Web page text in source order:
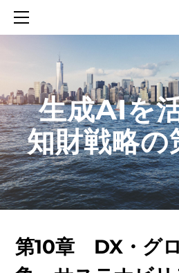
生成AIを
知財戦略の
第10章 DX・グ
BLOG
知財活動のROIC
生成AIを活用した知財
生成AIとの「壁打ち」で、新た